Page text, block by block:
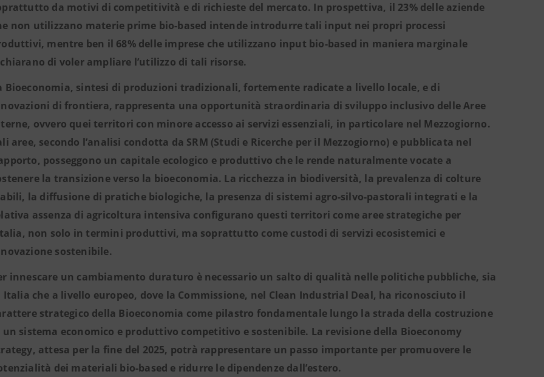
da motivi di competitività e di richieste del mercato. In prospettiva, il 23% delle aziende
non utilizzano materie prime bio-based intende introdurre tali input nei propri processi
mentre ben il 68% delle imprese che utilizzano input bio-based in maniera marginale
di voler ampliare l’utilizzo di tali risorse.
Bioeconomia, sintesi di produzioni tradizionali, fortemente radicate a livello locale, e di
di frontiera, rappresenta una opportunità straordinaria di sviluppo inclusivo delle Aree
ovvero quei territori con minore accesso ai servizi essenziali, in particolare nel Mezzogiorno.
aree, secondo l’analisi condotta da SRM (Studi e Ricerche per il Mezzogiorno) e pubblicata nel
posseggono un capitale ecologico e produttivo che le rende naturalmente vocate a
la transizione verso la bioeconomia. La ricchezza in biodiversità, la prevalenza di colture
la diffusione di pratiche biologiche, la presenza di sistemi agro-silvo-pastorali integrati e la
assenza di agricoltura intensiva configurano questi territori come aree strategiche per
non solo in termini produttivi, ma soprattutto come custodi di servizi ecosistemici e
sostenibile.
innescare un cambiamento duraturo è necessario un salto di qualità nelle politiche pubbliche, sia
Italia che a livello europeo, dove la Commissione, nel Clean Industrial Deal, ha riconosciuto il
strategico della Bioeconomia come pilastro fondamentale lungo la strada della costruzione
un sistema economico e produttivo competitivo e sostenibile. La revisione della Bioeconomy
attesa per la fine del 2025, potrà rappresentare un passo importante per promuovere le
dei materiali bio-based e ridurre le dipendenze dall’estero.